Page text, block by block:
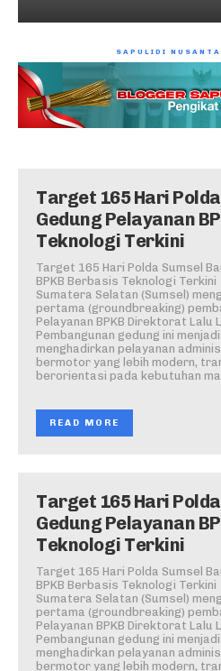
SAPULIDI
Target 165 Hari
Gedung Pelayanan
Teknologi Terkini
Target 165 Hari Polda Sumsel
BPKB Berbasis Teknologi
Sumatera Selatan (Sumsel)
pertama (groundbreaking)
Pelayanan BPKB Direktorat Lalu
Pembangunan gedung ini
menghadirkan pelayanan
bermotor yang lebih modern,
berorientasi pada kebutuhan
READ MORE
Target 165 Hari
Gedung Pelayanan
Teknologi Terkini
Target 165 Hari Polda Sumsel
BPKB Berbasis Teknologi
Sumatera Selatan (Sumsel)
pertama (groundbreaking)
Pelayanan BPKB Direktorat Lalu
Pembangunan gedung ini
menghadirkan pelayanan
bermotor yang lebih modern,